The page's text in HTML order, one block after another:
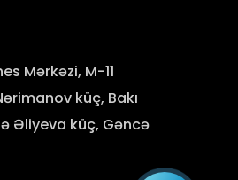
Mərkəzi, M-11
küç, Bakı
Əliyeva küç, Gəncə